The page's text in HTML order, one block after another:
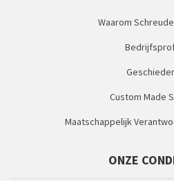
Waarom
Custom Made
Maatschappelijk
ONZE